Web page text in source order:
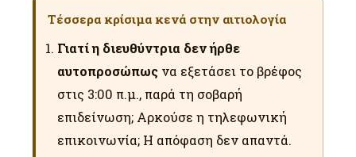
Τέσσερα κρίσιμα κενά στην αιτιολογία
Γιατί η διευθύντρια δεν ήρθε
αυτοπροσώπως να εξετάσει το βρέφος
στις 3:00 π.μ., παρά τη σοβαρή
επιδείνωση; Αρκούσε η τηλεφωνική
επικοινωνία; Η απόφαση δεν απαντά.